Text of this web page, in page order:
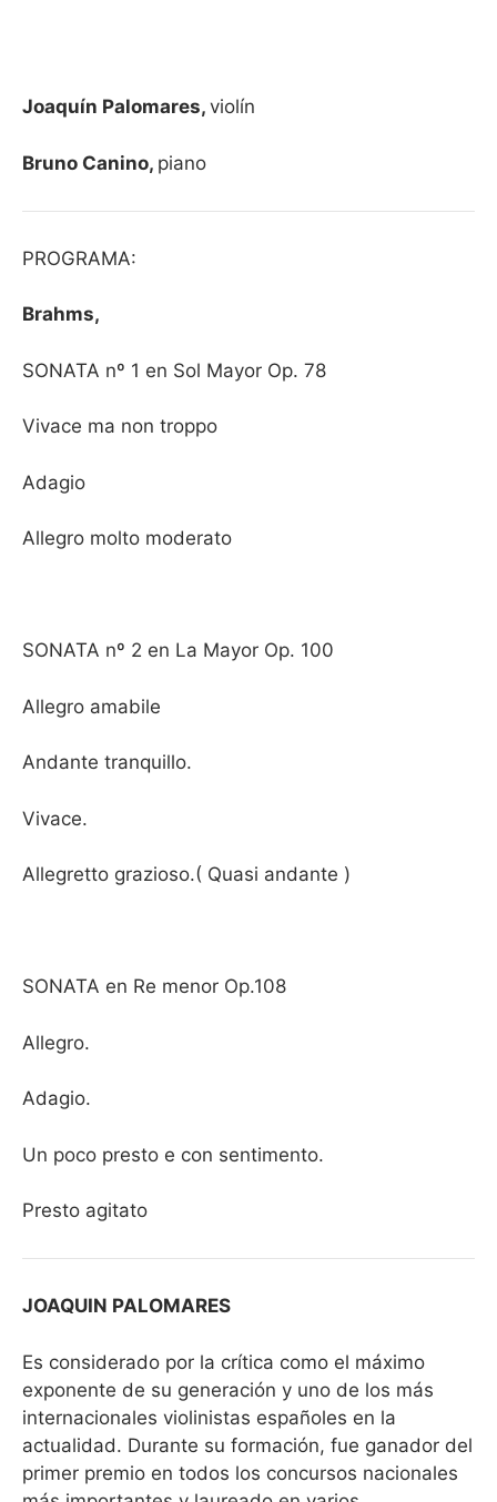
Joaquín Palomares, violín
Bruno Canino, piano
PROGRAMA:
Brahms,
SONATA nº 1 en Sol Mayor Op. 78
Vivace ma non troppo
Adagio
Allegro molto moderato
SONATA nº 2 en La Mayor Op. 100
Allegro amabile
Andante tranquillo.
Vivace.
Allegretto grazioso.( Quasi andante )
SONATA en Re menor Op.108
Allegro.
Adagio.
Un poco presto e con sentimento.
Presto agitato
JOAQUIN PALOMARES
Es considerado por la crítica como el máximo
exponente de su generación y uno de los más
internacionales violinistas españoles en la
actualidad. Durante su formación, fue ganador del
primer premio en todos los concursos nacionales